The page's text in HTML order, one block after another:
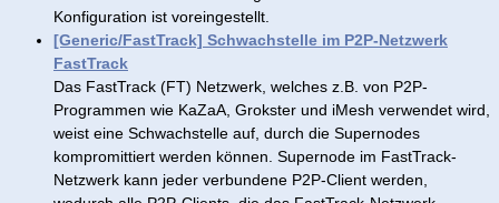
Konfiguration ist voreingestellt.
[Generic/FastTrack] Schwachstelle im P2P-Netzwerk
FastTrack
Das FastTrack (FT) Netzwerk, welches z.B. von P2P-
Programmen wie KaZaA, Grokster und iMesh verwendet wird,
weist eine Schwachstelle auf, durch die Supernodes
kompromittiert werden können. Supernode im FastTrack-
Netzwerk kann jeder verbundene P2P-Client werden,